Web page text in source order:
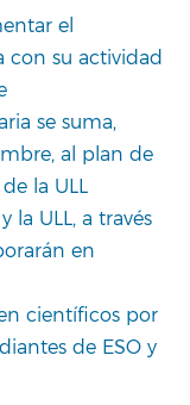
el
con su actividad
se suma,
al plan de
la ULL
la ULL, a través
en
científicos por
de ESO y